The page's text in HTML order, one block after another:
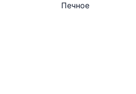
Печное